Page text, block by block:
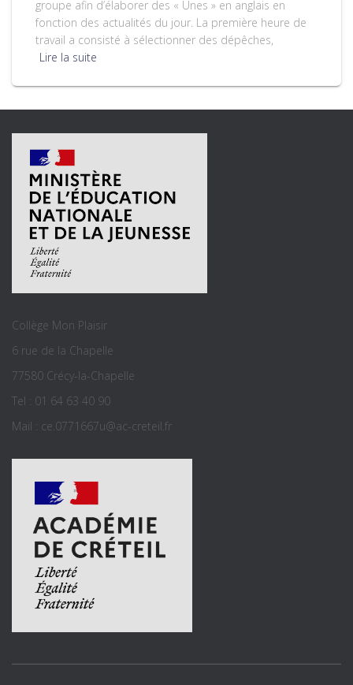
groupe afin d’élaborer des « Unes » en anglais en
fonction des actualités du jour. La première heure de
travail a consisté à sélectionner des dépêches,
Lire la suite
Collège Mon Plaisir
6 rue de la Chapelle
77580 Crécy-la-Chapelle
Tel : 01 64 63 40 90
Mail : ce.0771667u@ac-creteil.fr